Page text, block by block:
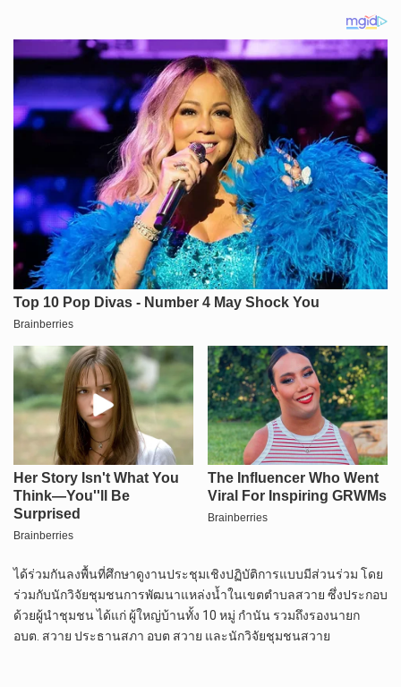
ได้ร่วมกันลงพื้นที่ศึกษาดูงานประชุมเชิงปฏิบัติการแบบมีส่วนร่วม โดย
ร่วมกับนักวิจัยชุมชนการพัฒนาแหล่งน้ำในเขตตำบลสวาย ซึ่งประกอบ
ด้วยผู้นำชุมชน ได้แก่ ผู้ใหญ่บ้านทั้ง 10 หมู่ กำนัน รวมถึงรองนายก
อบต. สวาย ประธานสภา อบต สวาย และนักวิจัยชุมชนสวาย